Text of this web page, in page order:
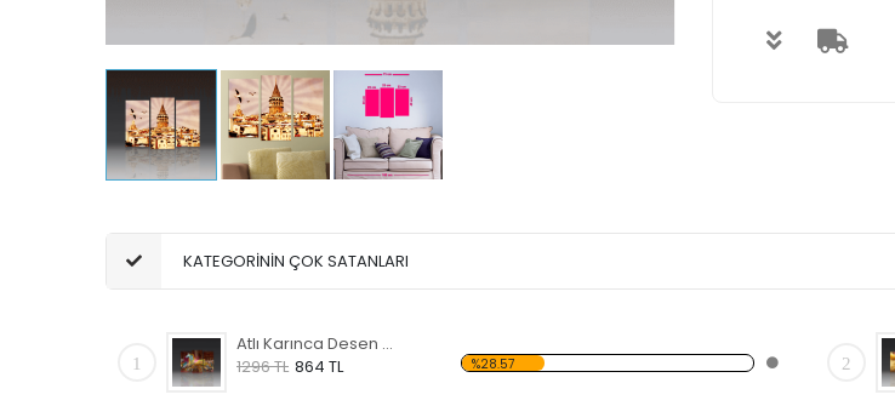
KATEGORİNİN ÇOK SATANLARI
1
Atlı Karınca Desen Duvar Panosu
1296 TL 864 TL %28.57 2